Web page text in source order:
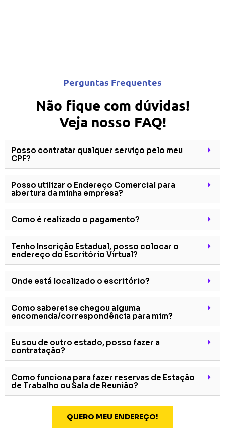
Perguntas Frequentes
Não fique com dúvidas!
Veja nosso FAQ!
Posso contratar qualquer serviço pelo meu
CPF?
Posso utilizar o Endereço Comercial para
abertura da minha empresa?
Como é realizado o pagamento?
Tenho Inscrição Estadual, posso colocar o
endereço do Escritório Virtual?
Onde está localizado o escritório?
Como saberei se chegou alguma
encomenda/correspondência para mim?
Eu sou de outro estado, posso fazer a
contratação?
Como funciona para fazer reservas de Estação
de Trabalho ou Sala de Reunião?
QUERO MEU ENDEREÇO!